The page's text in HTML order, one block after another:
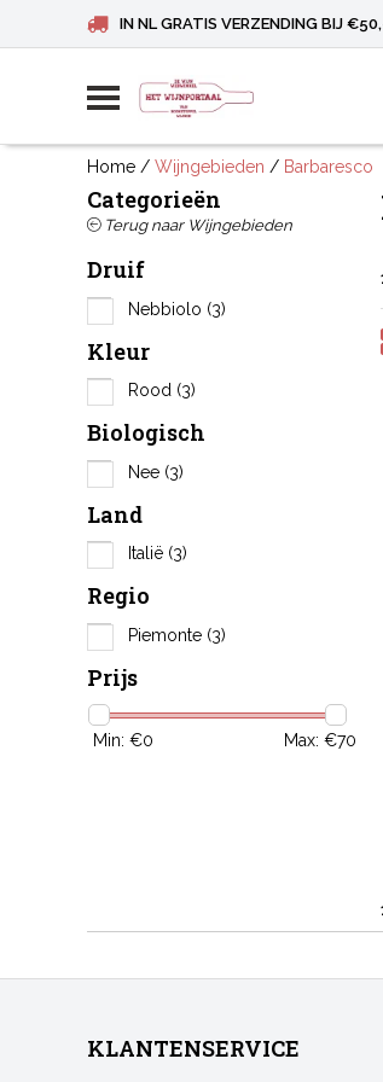
IN NL GRATIS VERZENDING BIJ
Home / Wijngebieden / Barbaresco
Categorieën
Terug naar Wijngebieden
Druif
Nebbiolo (3)
Kleur
Rood (3)
Biologisch
Nee (3)
Land
Italië (3)
Regio
Piemonte (3)
Prijs
Min: €0 Max: €70
KLANTENSERVICE